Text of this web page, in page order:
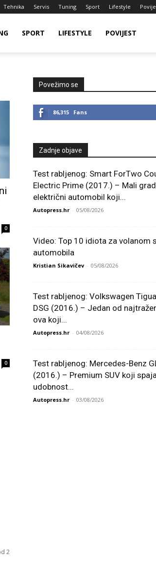
Tehnika Servis Tuning Sport Lifestyle
SPORT LIFESTYLE POVIJEST
0
0
2
Povežimo se
86,315 Fans
Zadnje objave
Test rabljenog: Smart ForTwo
Electric Prime (2017.) – Mali
električni automobil koji...
Autopress.hr - 05/08/2026
Video: Top 10 idiota za volanom
automobila
Kristian Sikavičev - 05/08/2026
Test rabljenog: Volkswagen
DSG (2016.) – Jedan od
ova koji...
Autopress.hr - 04/08/2026
Test rabljenog: Mercedes-Benz
(2016.) – Premium SUV koji
udobnost...
Autopress.hr - 03/08/2026